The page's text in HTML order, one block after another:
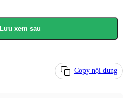
Lưu xem sau
Copy nội dung